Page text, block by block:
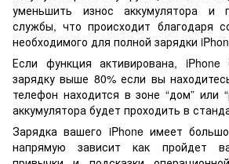
уменьшить износ аккумулятора и
службы, что происходит благодаря
необходимого для полной зарядки
Если функция активирована, iPhone
зарядку выше 80% если вы
телефон находится в зоне “дом” или
аккумулятора будет проходить в
Зарядка вашего iPhone имеет
напрямую зависит как пройдет